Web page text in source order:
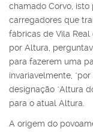
chamado Corvo,
carregadores que
fábricas de Vila
por Altura,
para fazerem uma
invariavelmente,
designação "Altura
para o atual Altura.
A origem do